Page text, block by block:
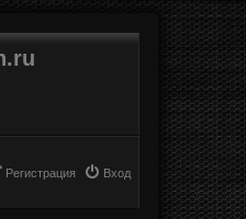
Вход
Регистрация